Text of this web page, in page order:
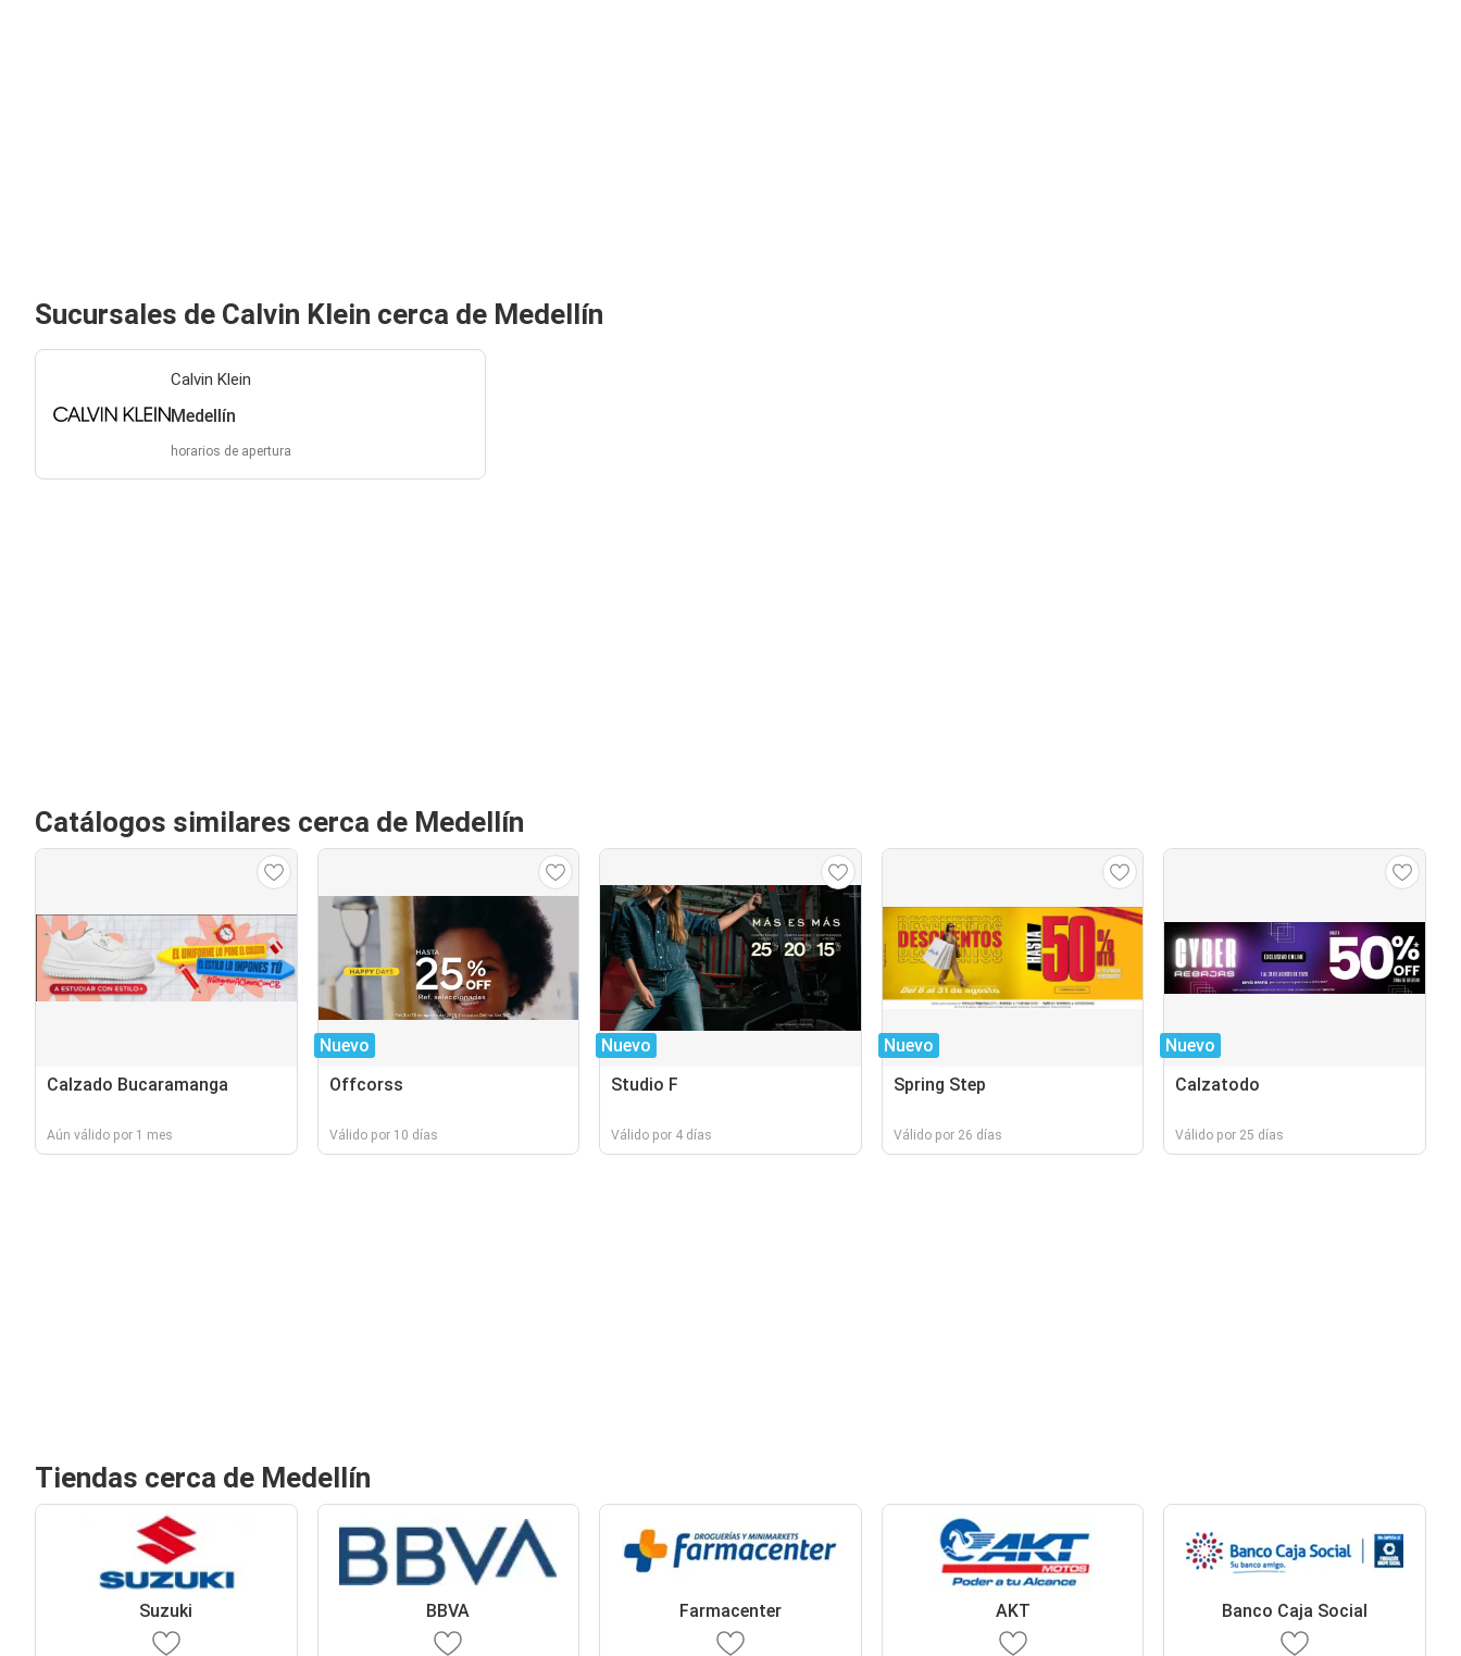
Sucursales de Calvin Klein cerca de Medellín
Calvin Klein
Medellín
horarios de apertura
Catálogos similares cerca de Medellín
Calzado Bucaramanga
Aún válido por 1 mes
Nuevo
Offcorss
Válido por 10 días
Nuevo
Studio F
Válido por 4 días
Nuevo
Spring Step
Válido por 26 días
Nuevo
Calzatodo
Válido por 25 días
Tiendas cerca de Medellín
Suzuki BBVA Farmacenter AKT Banco Caja Social